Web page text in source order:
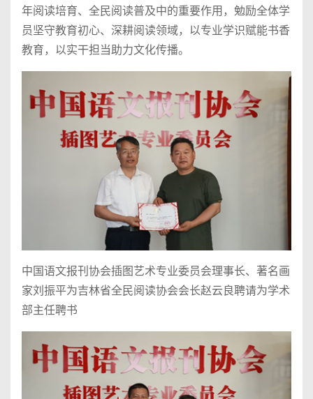
年阅读培育、全民阅读普及中的重要作用，勉励全体学
员坚守教育初心、深耕阅读领域，以专业学识赋能书香
教育，以实干担当助力文化传播。
中国语文报刊协会插图艺术专业委员会理事长、著名画
家刘振平为吉林省全民阅读协会会长赵云良聘请为学术
部主任聘书